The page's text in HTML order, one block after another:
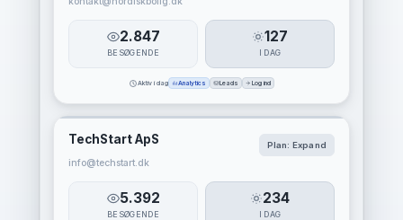
2.847
BESØGENDE
127
I DAG
Aktiv i dag Analytics Leads Log ind
TechStart ApS
info@techstart.dk
Plan: Expand
5.392
BESØGENDE
234
I DAG